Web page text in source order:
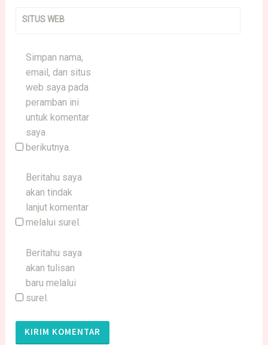
SITUS WEB
Simpan nama,
email, dan situs
web saya pada
peramban ini
untuk komentar
saya
berikutnya.
Beritahu saya
akan tindak
lanjut komentar
melalui surel.
Beritahu saya
akan tulisan
baru melalui
surel.